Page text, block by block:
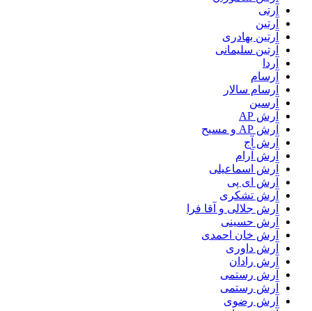
آرتی
آرتین
آرتین بهادری
آرتین سلیمانی
آردا
آرسام
آرسام سالار
آرسین
آرش AP
آرش AP و مسیح
آرش آج
آرش آرام
آرش اسماعیلی
آرش ای پی
آرش تشکری
آرش جلالی و آقا فرا
آرش حسینی
آرش خان احمدی
آرش داوری
آرش رادان
آرش رستمى
آرش رستمی
آرش رضوی